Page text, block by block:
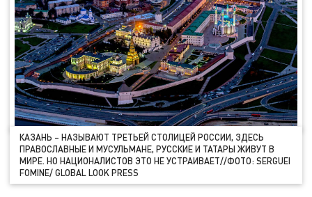
КАЗАНЬ – НАЗЫВАЮТ ТРЕТЬЕЙ СТОЛИЦЕЙ РОССИИ, ЗДЕСЬ
ПРАВОСЛАВНЫЕ И МУСУЛЬМАНЕ, РУССКИЕ И ТАТАРЫ ЖИВУТ В
МИРЕ. НО НАЦИОНАЛИСТОВ ЭТО НЕ УСТРАИВАЕТ//ФОТО: SERGUEI
FOMINE/ GLOBAL LOOK PRESS